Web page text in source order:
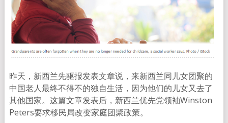
昨天，新西兰先驱报发表文章说，来新西兰同儿女团聚的
中国老人最终不得不的独自生活，因为他们的儿女又去了
其他国家。这篇文章发表后，新西兰优先党领袖Winston
Peters要求移民局改变家庭团聚政策。